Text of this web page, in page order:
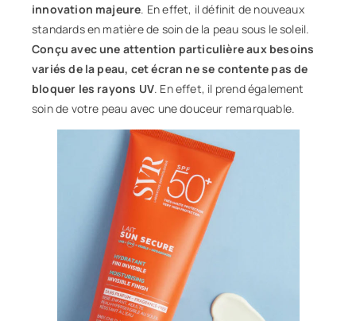
innovation majeure. En effet, il définit de nouveaux
standards en matière de soin de la peau sous le soleil.
Conçu avec une attention particulière aux besoins
variés de la peau, cet écran ne se contente pas de
bloquer les rayons UV. En effet, il prend également
soin de votre peau avec une douceur remarquable.